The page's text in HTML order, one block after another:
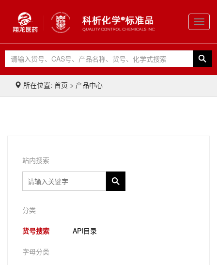
所在位置: 首页 > 产品中心
站内搜索
分类
货号搜索 API目录
字母分类